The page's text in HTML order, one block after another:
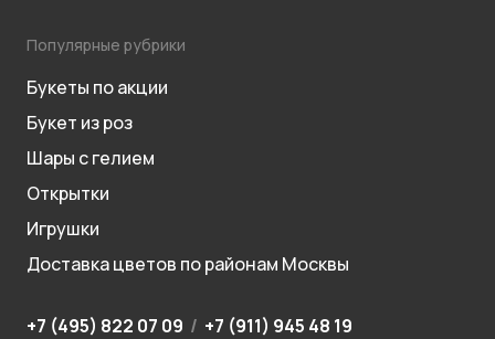
Популярные рубрики
Букеты по акции
Букет из роз
Шары с гелием
Открытки
Игрушки
Доставка цветов по районам Москвы
+7 (495) 822 07 09 / +7 (911) 945 48 19